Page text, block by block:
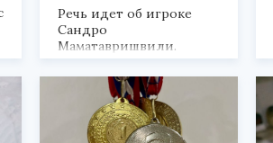
Речь идет об игроке
Сандро
Маматавришвили.